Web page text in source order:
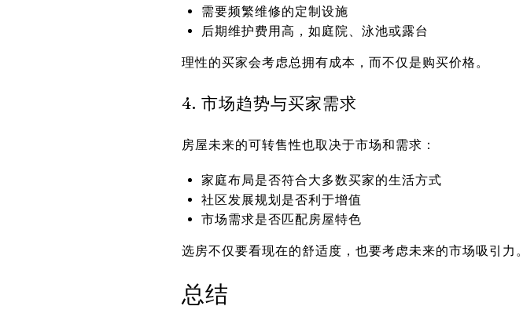
需要频繁维修的定制设施
后期维护费用高，如庭院、泳池或露台
理性的买家会考虑总拥有成本，而不仅是购买价格。
4. 市场趋势与买家需求
房屋未来的可转售性也取决于市场和需求：
家庭布局是否符合大多数买家的生活方式
社区发展规划是否利于增值
市场需求是否匹配房屋特色
选房不仅要看现在的舒适度，也要考虑未来的市场吸引力。
总结